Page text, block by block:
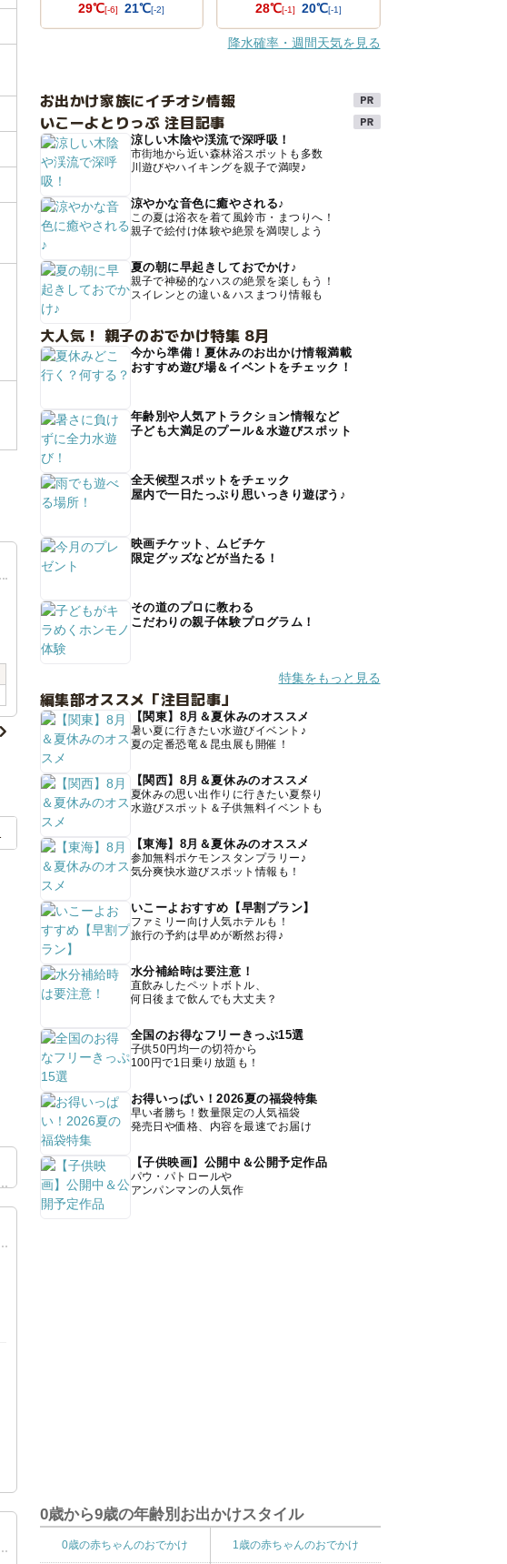
29℃[-6] 21℃[-2]
28℃[-1] 20℃[-1]
降水確率・週間天気を見る
お出かけ家族にイチオシ情報
いこーよとりっぷ 注目記事
涼しい木陰や渓流で深呼吸！
市街地から近い森林浴スポットも多数
川遊びやハイキングを親子で満喫♪
涼やかな音色に癒やされる♪
この夏は浴衣を着て風鈴市・まつりへ！
親子で絵付け体験や絶景を満喫しよう
夏の朝に早起きしておでかけ♪
親子で神秘的なハスの絶景を楽しもう！
スイレンとの違い＆ハスまつり情報も
大人気！ 親子のおでかけ特集 8月
今から準備！夏休みのお出かけ情報満載
おすすめ遊び場＆イベントをチェック！
年齢別や人気アトラクション情報など
子ども大満足のプール＆水遊びスポット
全天候型スポットをチェック
屋内で一日たっぷり思いっきり遊ぼう♪
映画チケット、ムビチケ
限定グッズなどが当たる！
その道のプロに教わる
こだわりの親子体験プログラム！
特集をもっと見る
編集部オススメ「注目記事」
【関東】8月＆夏休みのオススメ
暑い夏に行きたい水遊びイベント♪
夏の定番恐竜＆昆虫展も開催！
【関西】8月＆夏休みのオススメ
夏休みの思い出作りに行きたい夏祭り
水遊びスポット＆子供無料イベントも
【東海】8月＆夏休みのオススメ
参加無料ポケモンスタンプラリー♪
気分爽快水遊びスポット情報も！
いこーよおすすめ【早割プラン】
ファミリー向け人気ホテルも！
旅行の予約は早めが断然お得♪
水分補給時は要注意！
直飲みしたペットボトル、
何日後まで飲んでも大丈夫？
全国のお得なフリーきっぷ15選
子供50円均一の切符から
100円で1日乗り放題も！
お得いっぱい！2026夏の福袋特集
早い者勝ち！数量限定の人気福袋
発売日や価格、内容を最速でお届け
【子供映画】公開中＆公開予定作品
パウ・パトロールや
アンパンマンの人気作
0歳から9歳の年齢別お出かけスタイル
0歳の赤ちゃんのおでかけ 1歳の赤ちゃんのおでかけ